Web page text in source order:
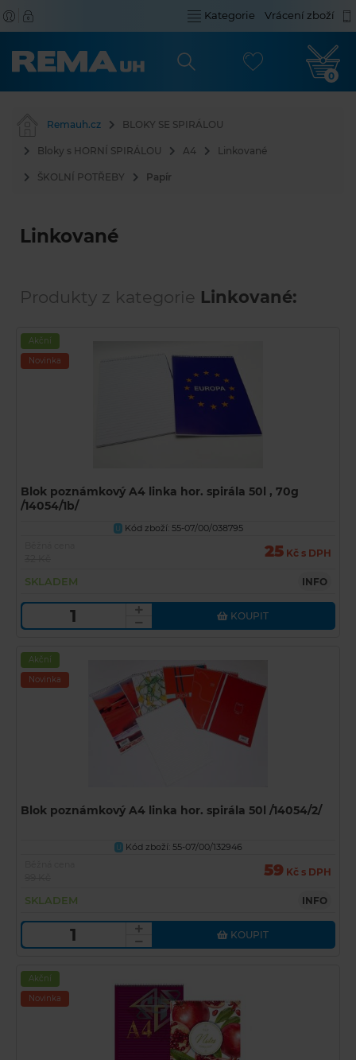
Kategorie Vrácení zboží
0
Remauh.cz BLOKY SE SPIRÁLOU
Bloky s HORNÍ SPIRÁLOU A4 Linkované
ŠKOLNÍ POTŘEBY Papír
Linkované
Produkty z kategorie Linkované:
Akční
Novinka
Blok poznámkový A4 linka hor. spirála 50l , 70g
/14054/1b/
U Kód zboží: 55-07/00/038795
25 Kč s DPH
SKLADEM INFO
KOUPIT
Akční
Novinka
Blok poznámkový A4 linka hor. spirála 50l /14054/2/
U Kód zboží: 55-07/00/132946
59 Kč s DPH
SKLADEM INFO
KOUPIT
Akční
Novinka